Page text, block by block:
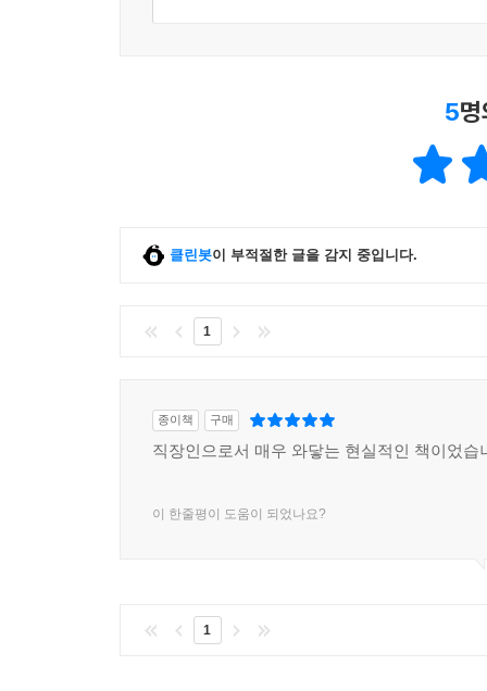
5
클린봇이 부적절한 글을 감지 중입니다.
1
종이책 구매
직장인으로서 매우 와닿는 현실적인 책이었습
이 한줄평이 도움이 되었나요?
1